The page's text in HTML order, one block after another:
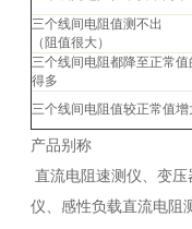
三个线间电阻值测不出
（阻值很大）
三个线间电阻都降至正常
得多
三个线间电阻值较正常值
产品别称
直流电阻速测仪、变
仪、感性负载直流电阻